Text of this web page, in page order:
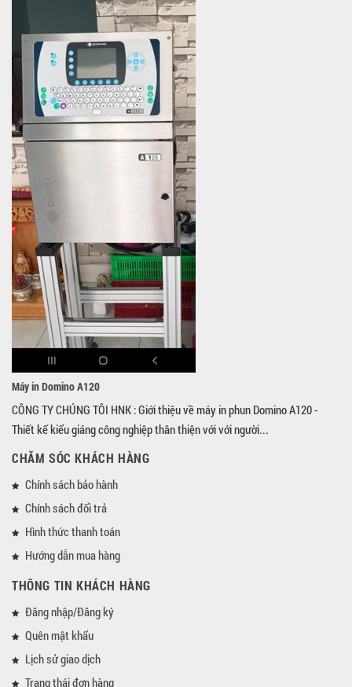
Máy in Domino A120
CÔNG TY CHÚNG TÔI HNK : Giới thiệu về máy in phun Domino A120 -
Thiết kế kiểu giáng công nghiệp thân thiện với với người...
CHĂM SÓC KHÁCH HÀNG
Chính sách bảo hành
Chính sách đổi trả
Hình thức thanh toán
Hướng dẫn mua hàng
THÔNG TIN KHÁCH HÀNG
Đăng nhập/Đăng ký
Quên mật khẩu
Lịch sử giao dịch
Trạng thái đơn hàng